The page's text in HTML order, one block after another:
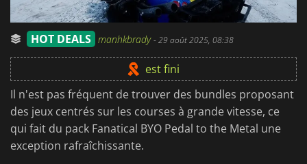
HOT DEALS manhkbrady-29 août 2025, 08:38
est fini
Il n'est pas fréquent de trouver des bundles proposant
des jeux centrés sur les courses à grande vitesse, ce
qui fait du pack Fanatical BYO Pedal to the Metal une
exception rafraîchissante.